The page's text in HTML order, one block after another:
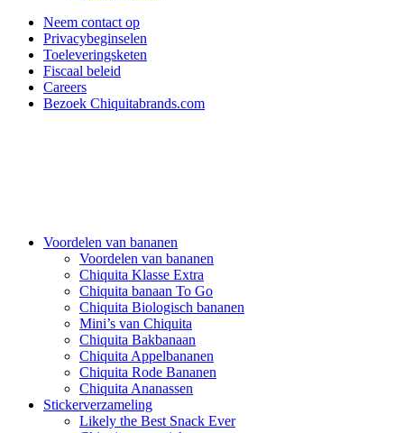
Neem contact op
Privacybeginselen
Toeleveringsketen
Fiscaal beleid
Careers
Bezoek Chiquitabrands.com
Voordelen van bananen
Voordelen van bananen
Chiquita Klasse Extra
Chiquita banaan To Go
Chiquita Biologisch bananen
Mini’s van Chiquita
Chiquita Bakbanaan
Chiquita Appelbananen
Chiquita Rode Bananen
Chiquita Ananassen
Stickerverzameling
Likely the Best Snack Ever